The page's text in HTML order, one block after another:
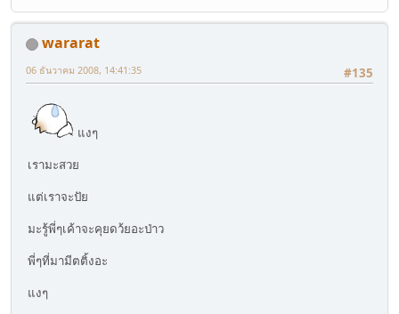
wararat
#135
06 ธันวาคม 2008, 14:41:35
แงๆ
เรามะสวย
แต่เราจะปัย
มะรู้พี่ๆเค้าจะคุยดว้ยอะป่าว
พี่ๆที่มามีตติ้งอะ
แงๆ